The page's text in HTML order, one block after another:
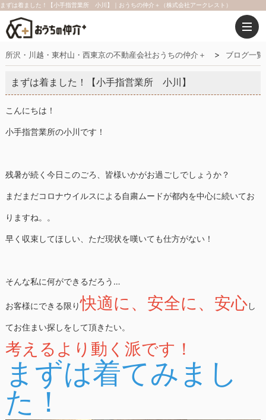
まずは着ました！【小手指営業所 小川】｜おうちの仲介＋（株式会社アークレスト）
所沢・川越・東村山・西東京の不動産会社おうちの仲介＋ ブログ一覧
まずは着ました！【小手指営業所 小川】
こんにちは！
小手指営業所の小川です！
残暑が続く今日このごろ、皆様いかがお過ごしでしょうか？
まだまだコロナウイルスによる自粛ムードが都内を中心に続いてお
りますね。。
早く収束してほしい、ただ現状を嘆いても仕方がない！
そんな私に何ができるだろう…
お客様にできる限り快適に、安全に、安心し
てお住まい探しをして頂きたい。
考えるより動く派です！
まずは着てみまし
た！